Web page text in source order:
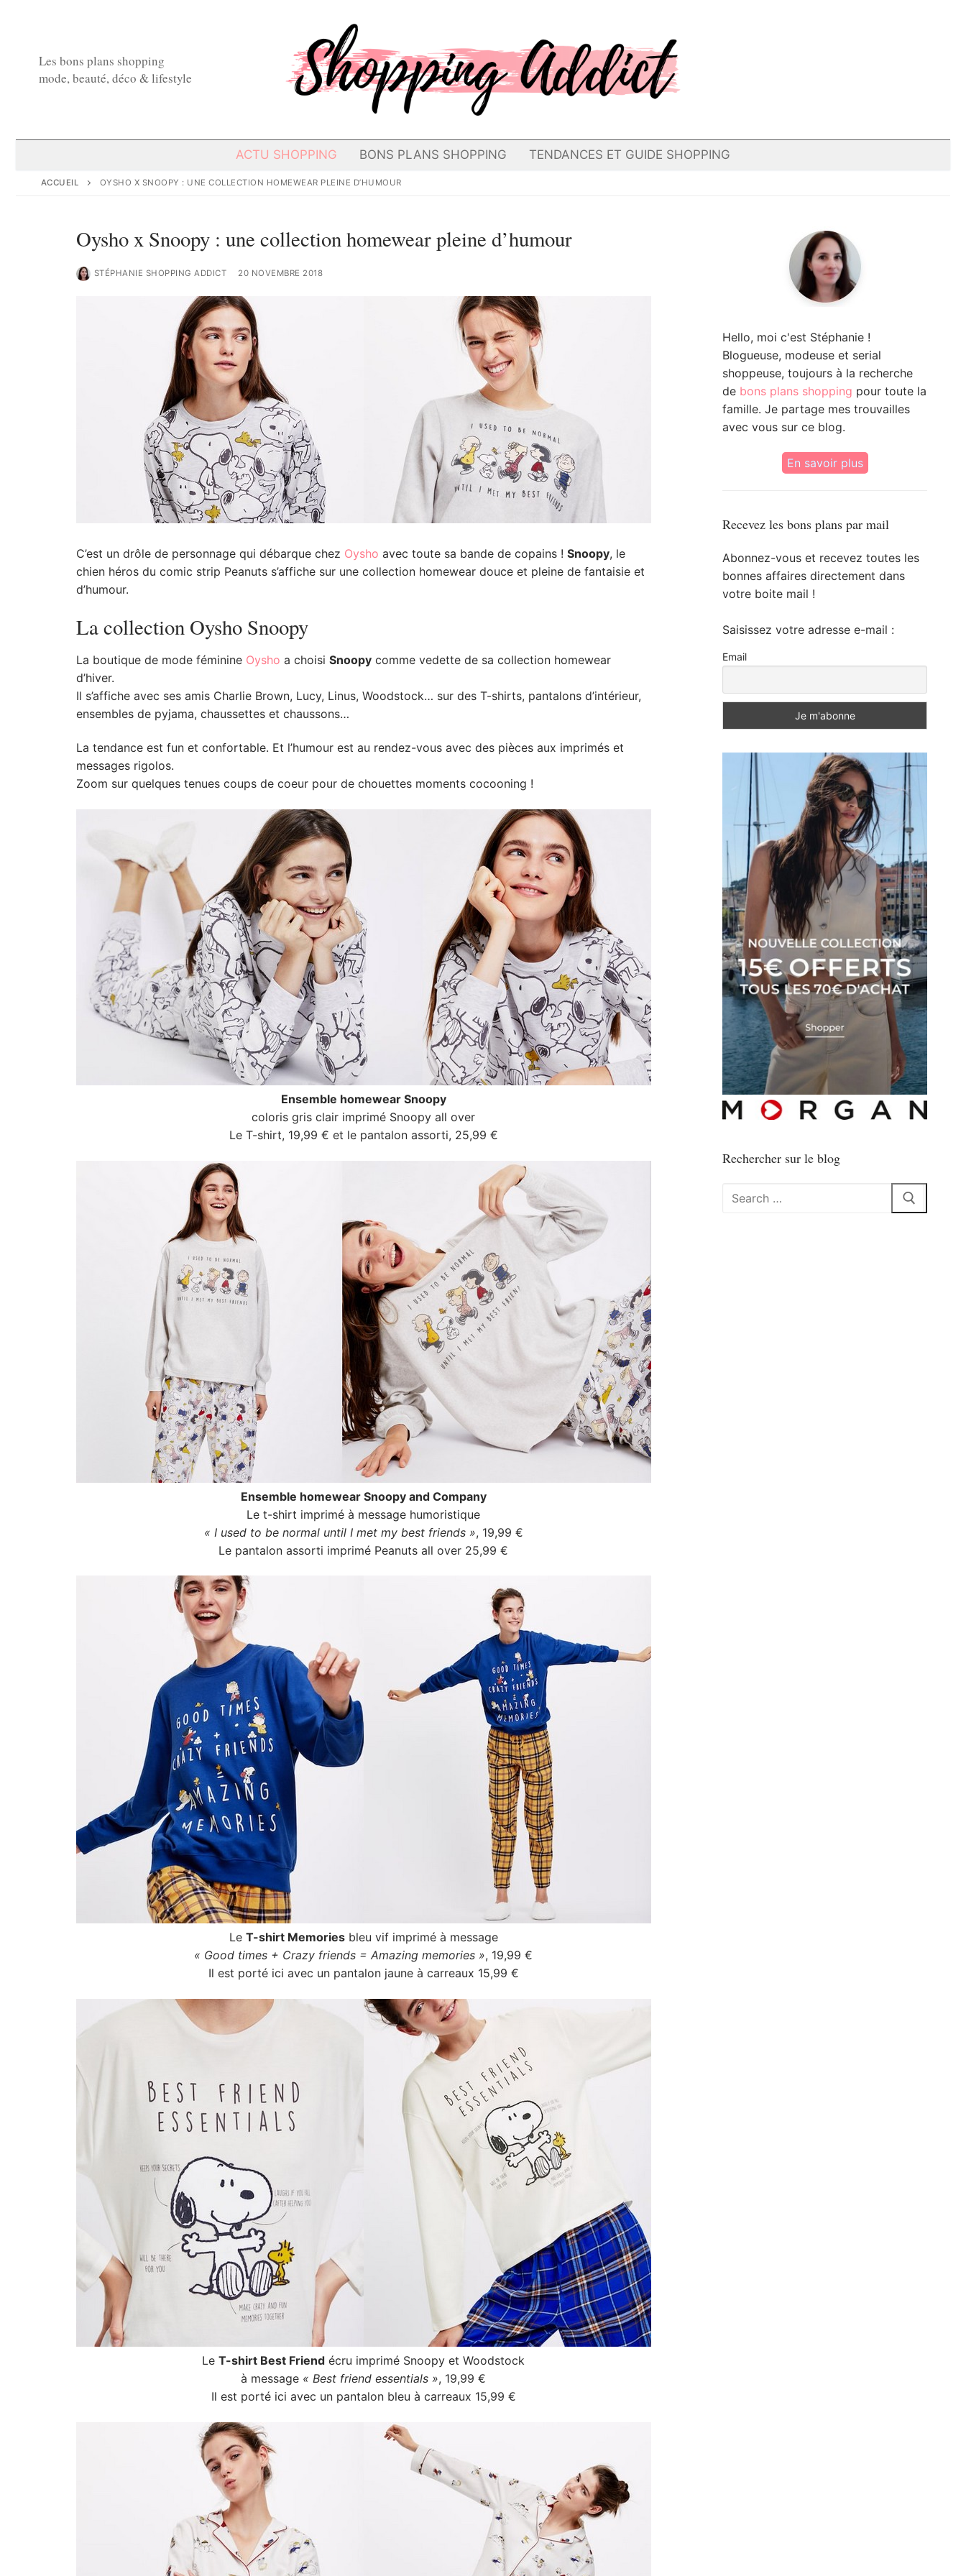
Les bons plans shopping
mode, beauté, déco & lifestyle
ACTU SHOPPING BONS PLANS SHOPPING TENDANCES ET GUIDE SHOPPING
ACCUEIL OYSHO X SNOOPY : UNE COLLECTION HOMEWEAR PLEINE D’HUMOUR
Oysho x Snoopy : une collection homewear pleine d’humour
STÉPHANIE SHOPPING ADDICT 20 NOVEMBRE 2018
C’est un drôle de personnage qui débarque chez Oysho avec toute sa bande de copains ! Snoopy, le
chien héros du comic strip Peanuts s’affiche sur une collection homewear douce et pleine de fantaisie et
d’humour.
La collection Oysho Snoopy
La boutique de mode féminine Oysho a choisi Snoopycomme vedette de sa collection homewear
d’hiver.
Il s’affiche avec ses amis Charlie Brown, Lucy, Linus, Woodstock… sur des T-shirts, pantalons d’intérieur,
ensembles de pyjama, chaussettes et chaussons…
La tendance est fun et confortable. Et l’humour est au rendez-vous avec des pièces aux imprimés et
messages rigolos.
Zoom sur quelques tenues coups de coeur pour de chouettes moments cocooning !
Ensemble homewear Snoopy
coloris gris clair imprimé Snoopy all over
Le T-shirt, 19,99 € et le pantalon assorti, 25,99 €
Ensemble homewear Snoopy and Company
Le t-shirt imprimé à message humoristique
« I used to be normal until I met my best friends », 19,99 €
Le pantalon assorti imprimé Peanuts all over 25,99 €
Le T-shirt Memoriesbleu vif imprimé à message
« Good times + Crazy friends = Amazing memories », 19,99 €
Il est porté ici avec un pantalon jaune à carreaux 15,99 €
Le T-shirt Best Friend écru imprimé Snoopy et Woodstock
à message « Best friend essentials », 19,99 €
Il est porté ici avec un pantalon bleu à carreaux 15,99 €
Hello, moi c'est Stéphanie !
Blogueuse, modeuse et serial
shoppeuse, toujours à la recherche
de bons plans shopping pour toute la
famille. Je partage mes trouvailles
avec vous sur ce blog.
En savoir plus
Recevez les bons plans par mail
Abonnez-vous et recevez toutes les
bonnes affaires directement dans
votre boite mail !
Saisissez votre adresse e-mail :
Email
Rechercher sur le blog
Rechercher